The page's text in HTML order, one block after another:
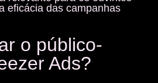
eficácia das campanhas
o público-
Ads?